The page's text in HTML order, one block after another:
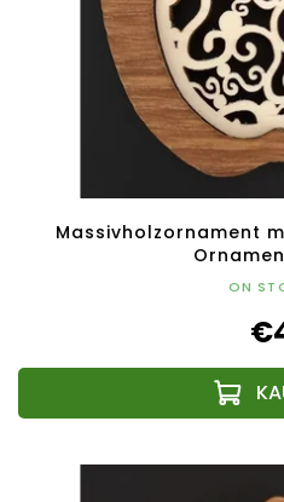
Massivholzornament
ON